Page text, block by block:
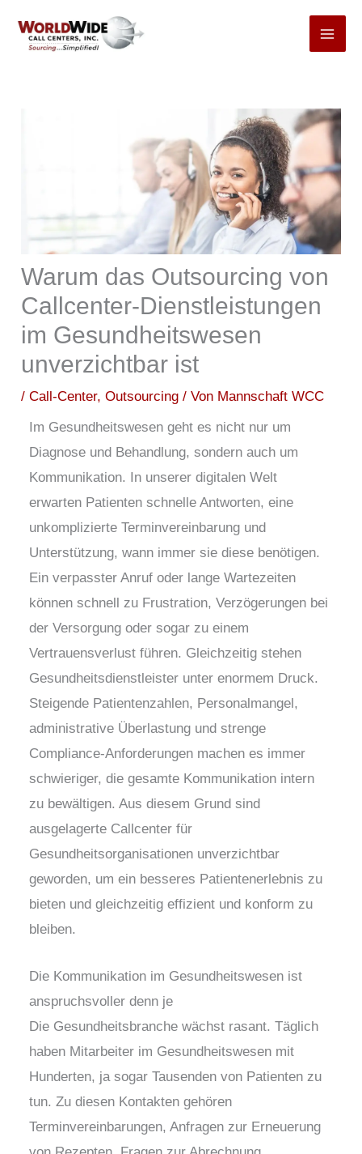
Inhalt
Warum das Outsourcing von
Callcenter-Dienstleistungen
im Gesundheitswesen
unverzichtbar ist
/Call-Center,Outsourcing / Von Mannschaft WCC
Im Gesundheitswesen geht es nicht nur um
Diagnose und Behandlung, sondern auch um
Kommunikation. In unserer digitalen Welt
erwarten Patienten schnelle Antworten, eine
unkomplizierte Terminvereinbarung und
Unterstützung, wann immer sie diese benötigen.
Ein verpasster Anruf oder lange Wartezeiten
können schnell zu Frustration, Verzögerungen bei
der Versorgung oder sogar zu einem
Vertrauensverlust führen. Gleichzeitig stehen
Gesundheitsdienstleister unter enormem Druck.
Steigende Patientenzahlen, Personalmangel,
administrative Überlastung und strenge
Compliance-Anforderungen machen es immer
schwieriger, die gesamte Kommunikation intern
zu bewältigen. Aus diesem Grund sind
ausgelagerte Callcenter für
Gesundheitsorganisationen unverzichtbar
geworden, um ein besseres Patientenerlebnis zu
bieten und gleichzeitig effizient und konform zu
bleiben.
Die Kommunikation im Gesundheitswesen ist
anspruchsvoller denn je
Die Gesundheitsbranche wächst rasant. Täglich
haben Mitarbeiter im Gesundheitswesen mit
Hunderten, ja sogar Tausenden von Patienten zu
tun. Zu diesen Kontakten gehören
Terminvereinbarungen, Anfragen zur Erneuerung